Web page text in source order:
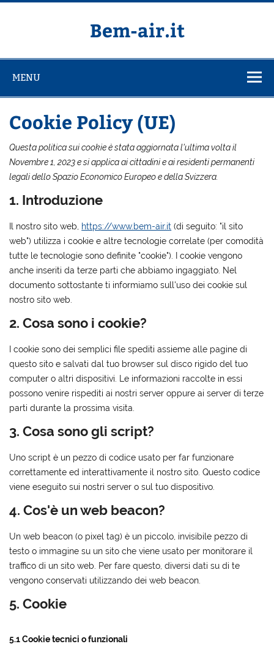
Salta
Bem-air.it
MENU
Cookie Policy (UE)
Questa politica sui cookie è stata aggiornata l'ultima volta il
Novembre 1, 2023 e si applica ai cittadini e ai residenti permanenti
legali dello Spazio Economico Europeo e della Svizzera.
1. Introduzione
Il nostro sito web, https://www.bem-air.it (di seguito: "il sito
web") utilizza i cookie e altre tecnologie correlate (per comodità
tutte le tecnologie sono definite "cookie"). I cookie vengono
anche inseriti da terze parti che abbiamo ingaggiato. Nel
documento sottostante ti informiamo sull'uso dei cookie sul
nostro sito web.
2. Cosa sono i cookie?
I cookie sono dei semplici file spediti assieme alle pagine di
questo sito e salvati dal tuo browser sul disco rigido del tuo
computer o altri dispositivi. Le informazioni raccolte in essi
possono venire rispediti ai nostri server oppure ai server di terze
parti durante la prossima visita.
3. Cosa sono gli script?
Uno script è un pezzo di codice usato per far funzionare
correttamente ed interattivamente il nostro sito. Questo codice
viene eseguito sui nostri server o sul tuo dispositivo.
4. Cos'è un web beacon?
Un web beacon (o pixel tag) è un piccolo, invisibile pezzo di
testo o immagine su un sito che viene usato per monitorare il
traffico di un sito web. Per fare questo, diversi dati su di te
vengono conservati utilizzando dei web beacon.
5. Cookie
5.1 Cookie tecnici o funzionali